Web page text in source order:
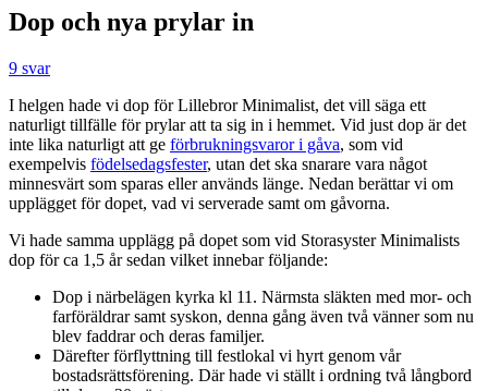
Dop och nya prylar in
9 svar
I helgen hade vi dop för Lillebror Minimalist, det vill säga ett
naturligt tillfälle för prylar att ta sig in i hemmet. Vid just dop är det
inte lika naturligt att ge förbrukningsvaror i gåva, som vid
exempelvis födelsedagsfester, utan det ska snarare vara något
minnesvärt som sparas eller används länge. Nedan berättar vi om
upplägget för dopet, vad vi serverade samt om gåvorna.
Vi hade samma upplägg på dopet som vid Storasyster Minimalists
dop för ca 1,5 år sedan vilket innebar följande:
Dop i närbelägen kyrka kl 11. Närmsta släkten med mor- och
farföräldrar samt syskon, denna gång även två vänner som nu
blev faddrar och deras familjer.
Därefter förflyttning till festlokal vi hyrt genom vår
bostadsrättsförening. Där hade vi ställt i ordning två långbord